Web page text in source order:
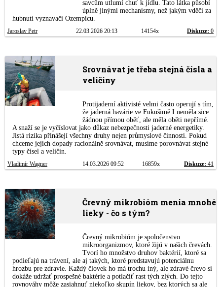
savcům utlumí chuť k jídlu. Tato látka působí
úplně jinými mechanismy, než jakým vděčí za
hubnutí vyznavači Ozempicu.
Jaroslav Petr 22.03.2026 20:13 14154x Diskuze: 0
Srovnávat je třeba stejná čísla a
veličiny
Protijaderní aktivisté velmi často operují s tím,
že jaderná havárie ve Fukušimě I neměla sice
žádnou přímou oběť, ale měla oběti nepřímé.
A snaží se je vyčíslovat jako důkaz nebezpečnosti jaderné energetiky.
Jistá rizika přinášejí všechny druhy nejen průmyslové činnosti. Pokud
chceme jejich dopady racionálně srovnávat, musíme porovnávat stejné
typy čísel a veličin.
Vladimír Wagner 14.03.2026 09:52 16859x Diskuze: 41
Črevný mikrobióm menia mnohé
lieky - čo s tým?
Črevný mikrobióm je spoločenstvo
mikroorganizmov, ktoré žijú v našich črevách.
Tvorí ho množstvo druhov baktérií, ktoré sa
podieľajú na trávení, ale aj takých, ktoré predstavujú potenciálnu
hrozbu pre zdravie. Každý človek ho má trochu iný, ale zdravé črevo si
dokáže udržať prospešné baktérie a potlačiť rast tých zlých. Do tejto
rovnováhy môže zasiahnuť niekoľko skupín liekov, bez ktorých sa ale